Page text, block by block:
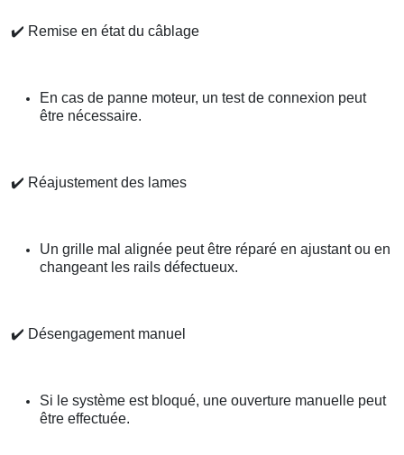
✔️ Remise en état du câblage
En cas de panne moteur, un test de connexion peut
être nécessaire.
✔️ Réajustement des lames
Un grille mal alignée peut être réparé en ajustant ou en
changeant les rails défectueux.
✔️ Désengagement manuel
Si le système est bloqué, une ouverture manuelle peut
être effectuée.